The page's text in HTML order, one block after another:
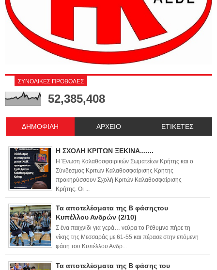
ΣΥΝΟΛΙΚΕΣ ΠΡΟΒΟΛΕΣ
52,385,408
ΔΗΜΟΦΙΛΗ ΑΡΧΕΙΟ ΕΤΙΚΕΤΕΣ
Η ΣΧΟΛΗ ΚΡΙΤΩΝ ΞΕΚΙΝΑ.......
Η Ένωση Καλαθοσφαιρικών Σωματείων Κρήτης και ο
Σύνδεσμος Κριτών Καλαθοσφαίρισης Κρήτης
προκηρύσσουν Σχολή Κριτών Καλαθοσφαίρισης
Κρήτης. Οι ...
Τα αποτελέσματα της Β φάσηςτου
Κυπέλλου Ανδρών (2/10)
Σ ένα παιχνίδι για γερά… νεύρα το Ρέθυμνο πήρε τη
νίκης της Μεσσαράς με 61-55 και πέρασε στην επόμενη
φάση του Κυπέλλου Ανδρ...
Τα αποτελέσματα της Β φάσης του